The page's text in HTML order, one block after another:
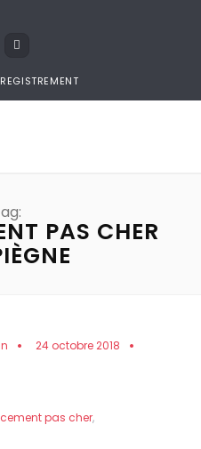
PAS CHER
24 octobre 2018
pas cher,